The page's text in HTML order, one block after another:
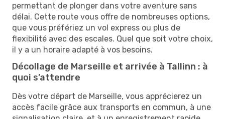
permettant de plonger dans votre aventure sans
délai. Cette route vous offre de nombreuses options,
que vous préfériez un vol express ou plus de
flexibilité avec des escales. Quel que soit votre choix,
il y a un horaire adapté à vos besoins.
Décollage de Marseille et arrivée à Tallinn : à
quoi s’attendre
Dès votre départ de Marseille, vous apprécierez un
accès facile grâce aux transports en commun, à une